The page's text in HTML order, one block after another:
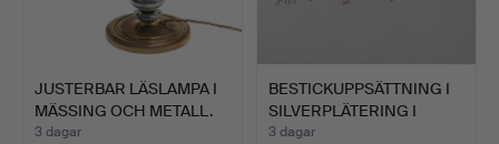
JUSTERBAR LÄSLAMPA I
MÄSSING OCH METALL.
3 dagar
BESTICKUPPSÄTTNING I
SILVERPLÄTERING I
MOD…
3 dagar